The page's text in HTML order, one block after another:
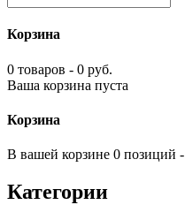
Корзина
0 товаров - 0 руб.
Ваша корзина пуста
Корзина
В вашей корзине 0 позиций -
Категории